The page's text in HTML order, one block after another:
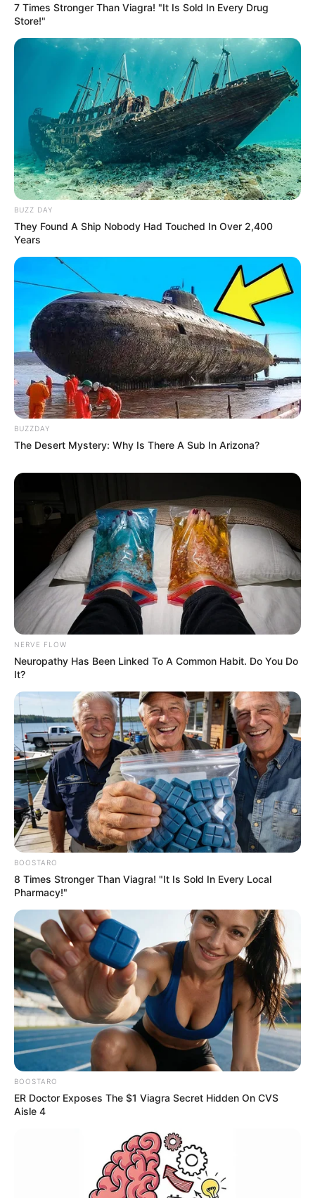
7 Times Stronger Than Viagra! "It Is Sold In Every Drug
Store!"
BUZZ DAY
They Found A Ship Nobody Had Touched In Over 2,400
Years
BUZZDAY
The Desert Mystery: Why Is There A Sub In Arizona?
NERVE FLOW
Neuropathy Has Been Linked To A Common Habit. Do You Do
It?
BOOSTARO
8 Times Stronger Than Viagra! "It Is Sold In Every Local
Pharmacy!"
BOOSTARO
ER Doctor Exposes The $1 Viagra Secret Hidden On CVS
Aisle 4